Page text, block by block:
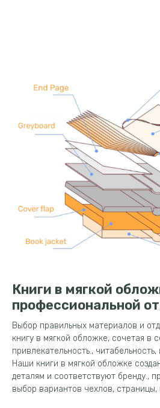
Книги в мягкой
профессиональной
Выбор правильных материалов и
книгу в мягкой обложке, сочетая в
привлекательность.,
Наши книги в мягкой обложке
деталям и соответствуют бренду.,
выбор вариантов чехлов, страницы,